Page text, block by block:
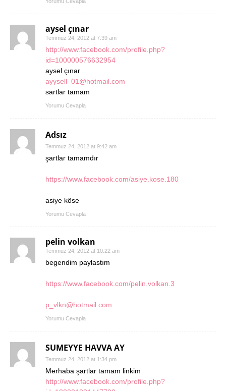
aysel çınar
Temmuz 24, 2012 at 7:39 am
http://www.facebook.com/profile.php?
id=100000576632954
aysel çınar
ayysell_01@hotmail.com
sartlar tamam
Yorumu Cevapla
Adsız
Temmuz 24, 2012 at 9:42 am
şartlar tamamdır
https://www.facebook.com/asiye.kose.180
asiye köse
Yorumu Cevapla
pelin volkan
Temmuz 24, 2012 at 10:22 am
begendim paylastım
https://www.facebook.com/pelin.volkan.3
p_vlkn@hotmail.com
Yorumu Cevapla
SUMEYYE HAVVA AY
Temmuz 24, 2012 at 1:34 pm
Merhaba şartlar tamam linkim
http://www.facebook.com/profile.php?